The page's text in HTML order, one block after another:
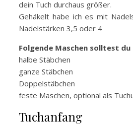
dein Tuch durchaus größer.
Gehäkelt habe ich es mit
Nadelstärken 3,5 oder 4
Folgende Maschen solltest du
halbe Stäbchen
ganze Stäbchen
Doppelstäbchen
feste Maschen, optional als
Tuchanfang